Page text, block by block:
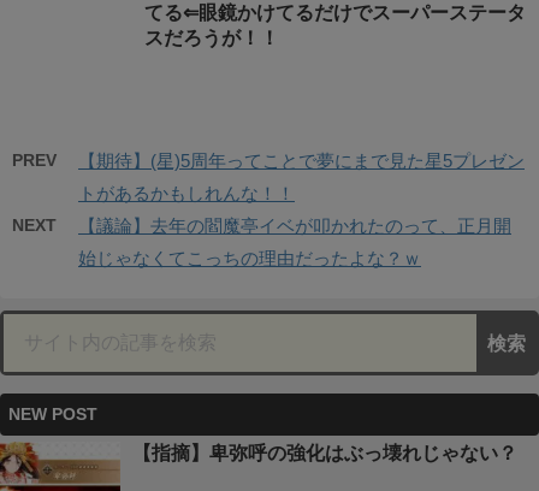
てる⇐眼鏡かけてるだけでスーパーステータ
スだろうが！！
PREV
【期待】(星)5周年ってことで夢にまで見た星5プレゼン
トがあるかもしれんな！！
NEXT
【議論】去年の閻魔亭イベが叩かれたのって、正月開
始じゃなくてこっちの理由だったよな？ｗ
NEW POST
【指摘】卑弥呼の強化はぶっ壊れじゃない？